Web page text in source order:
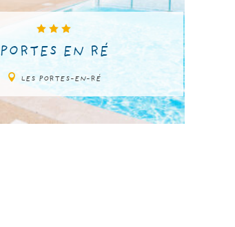
PORTES EN RÉ
LES PORTES-EN-RÉ